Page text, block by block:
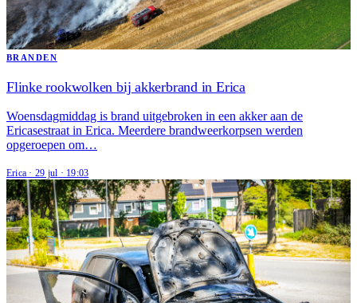
BRANDEN
Flinke rookwolken bij akkerbrand in Erica
Woensdagmiddag is brand uitgebroken in een akker aan de
Ericasestraat in Erica. Meerdere brandweerkorpsen werden
opgeroepen om…
Erica · 29 jul · 19:03